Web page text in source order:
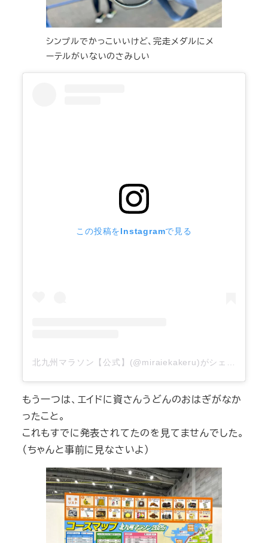
シンプルでかっこいいけど、完走メダルにメ
ーテルがいないのさみしい
この投稿をInstagramで見る
北九州マラソン【公式】(@miraiekakeru)がシェアした投稿
もう一つは、エイドに資さんうどんのおはぎがなか
ったこと。
これもすでに発表されてたのを見てませんでした。
（ちゃんと事前に見なさいよ）